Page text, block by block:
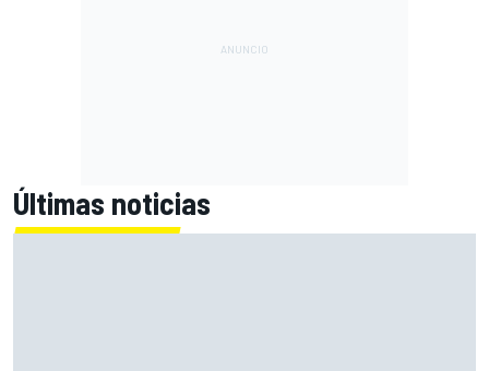
Últimas noticias